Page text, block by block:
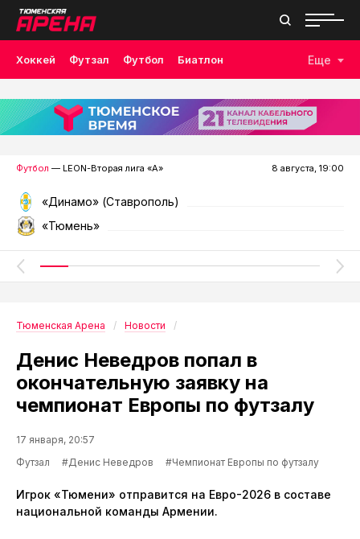
Хоккей Футзал Футбол Биатлон
Лыжные гонки Волейбол Плавание Дзюдо
Скалолазание Велоспорт Бокс
Еще
Футбол — LEON-Вторая лига «А» 8 августа, 19:00
«Динамо» (Ставрополь)
«Тюмень»
Тюменская Арена Новости
Денис Неведров попал в
окончательную заявку на
чемпионат Европы по футзалу
17 января, 20:57
Футзал
#Денис Неведров #Чемпионат Европы по футзалу
Игрок «Тюмени» отправится на Евро-2026 в составе
национальной команды Армении.